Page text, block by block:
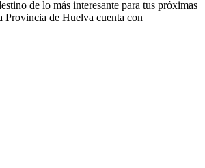
de lo más interesante para tus próximas
Provincia de Huelva cuenta con